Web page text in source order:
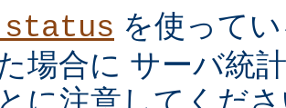
を使って
場合に サーバ統
に注意してくだ